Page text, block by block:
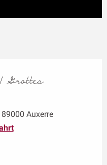
Grottes
Auxerre